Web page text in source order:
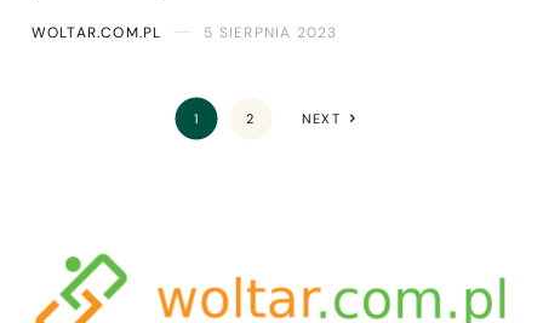
WOLTAR.COM.PL 5 SIERPNIA 2023
1 2 NEXT